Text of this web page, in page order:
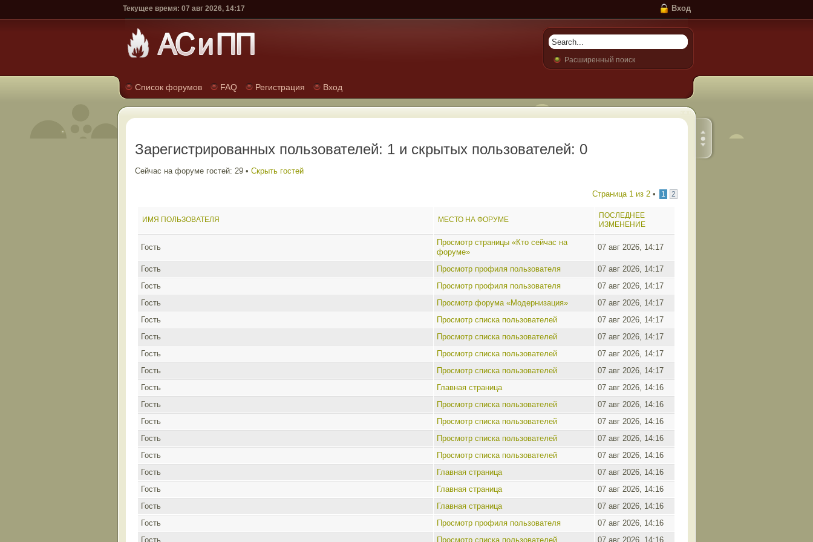
Текущее время: 07 авг 2026, 14:17 Вход
Расширенный поиск
Список форумов FAQ Регистрация Вход
Зарегистрированных пользователей: 1 и скрытых пользователей: 0
Сейчас на форуме гостей: 29 • Скрыть гостей
Страница 1из 2• 1 2
ИМЯ ПОЛЬЗОВАТЕЛЯ МЕСТО НА ФОРУМЕ
ПОСЛЕДНЕЕ
ИЗМЕНЕНИЕ
Гость
Просмотр страницы «Кто сейчас на
форуме»
07 авг 2026, 14:17
Гость Просмотр профиля пользователя
07 авг 2026, 14:17
Гость
Просмотр профиля пользователя
07 авг 2026, 14:17
Гость
Просмотр форума «Модернизация»
07 авг 2026, 14:17
Гость
Просмотр списка пользователей
07 авг 2026, 14:17
Гость
Просмотр списка пользователей
07 авг 2026, 14:17
Гость
Просмотр списка пользователей
07 авг 2026, 14:17
Гость
Просмотр списка пользователей
07 авг 2026, 14:17
Гость
Главная страница
07 авг 2026, 14:16
Гость
Просмотр списка пользователей
07 авг 2026, 14:16
Гость
Просмотр списка пользователей
07 авг 2026, 14:16
Гость
Просмотр списка пользователей
07 авг 2026, 14:16
Гость
Просмотр списка пользователей
07 авг 2026, 14:16
Гость
Главная страница
07 авг 2026, 14:16
Гость
Главная страница
07 авг 2026, 14:16
Гость
Главная страница
07 авг 2026, 14:16
Гость
Просмотр профиля пользователя
07 авг 2026, 14:16
Гость
Просмотр списка пользователей
07 авг 2026, 14:16